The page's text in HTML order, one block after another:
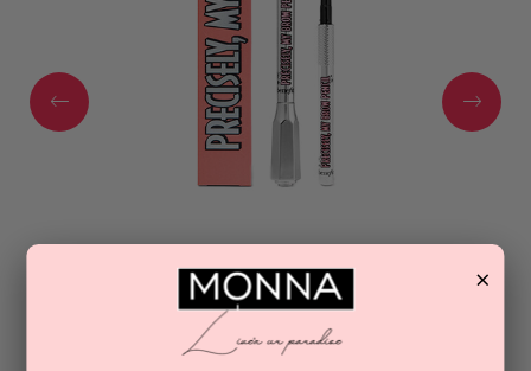
ПРОМОЦИЯ
BENEFIT
TWICE AS PRECISE! MY BROW DUO
комплект моливи за вежди за жени
×